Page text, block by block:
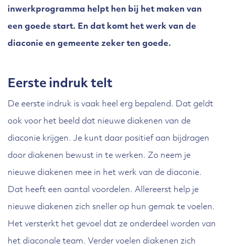
inwerkprogramma helpt hen bij het maken van
een goede start. En dat komt het werk van de
diaconie en gemeente zeker ten goede.
Eerste indruk telt
De eerste indruk is vaak heel erg bepalend. Dat geldt
ook voor het beeld dat nieuwe diakenen van de
diaconie krijgen. Je kunt daar positief aan bijdragen
door diakenen bewust in te werken. Zo neem je
nieuwe diakenen mee in het werk van de diaconie.
Dat heeft een aantal voordelen. Allereerst help je
nieuwe diakenen zich sneller op hun gemak te voelen.
Het versterkt het gevoel dat ze onderdeel worden van
het diaconale team. Verder voelen diakenen zich